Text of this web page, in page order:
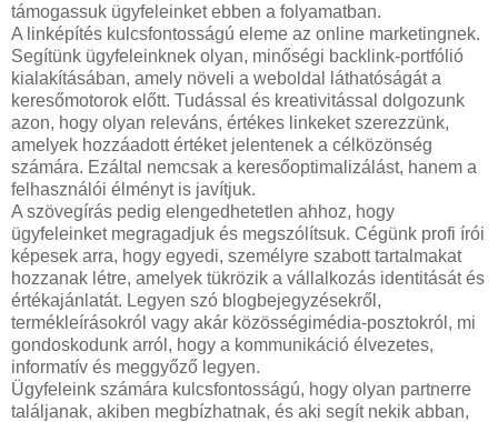
támogassuk ügyfeleinket ebben a folyamatban.
A linképítés kulcsfontosságú eleme az online marketingnek.
Segítünk ügyfeleinknek olyan, minőségi backlink-portfólió
kialakításában, amely növeli a weboldal láthatóságát a
keresőmotorok előtt. Tudással és kreativitással dolgozunk
azon, hogy olyan releváns, értékes linkeket szerezzünk,
amelyek hozzáadott értéket jelentenek a célközönség
számára. Ezáltal nemcsak a keresőoptimalizálást, hanem a
felhasználói élményt is javítjuk.
A szövegírás pedig elengedhetetlen ahhoz, hogy
ügyfeleinket megragadjuk és megszólítsuk. Cégünk profi írói
képesek arra, hogy egyedi, személyre szabott tartalmakat
hozzanak létre, amelyek tükrözik a vállalkozás identitását és
értékajánlatát. Legyen szó blogbejegyzésekről,
termékleírásokról vagy akár közösségimédia-posztokról, mi
gondoskodunk arról, hogy a kommunikáció élvezetes,
informatív és meggyőző legyen.
Ügyfeleink számára kulcsfontosságú, hogy olyan partnerre
találjanak, akiben megbízhatnak, és aki segít nekik abban,